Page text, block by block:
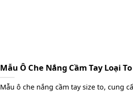
Mẫu Ô Che Nắng Cầm Tay Loại
Mẫu ô che nắng cầm tay size to, cung